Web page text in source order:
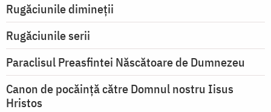
Rugăciunile dimineții
Rugăciunile serii
Paraclisul Preasfintei Născătoare de Dumnezeu
Canon de pocăință către Domnul nostru Iisus
Hristos